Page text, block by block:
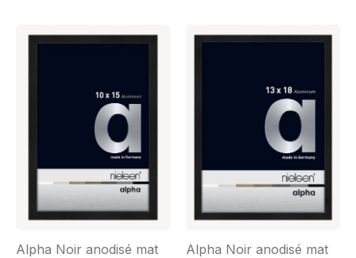
Alpha Noir anodisé mat
Alpha Noir anodisé mat